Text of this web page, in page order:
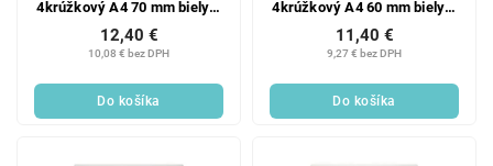
4krúžkový A4 70 mm biely 1
ks
10,08 € bez DPH
12,40 €
Do košíka
4krúžkový A4 60 mm biely 1
ks
9,27 € bez DPH
11,40 €
Do košíka